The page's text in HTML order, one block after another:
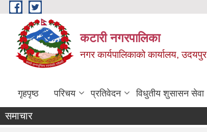
Skip to main content
कटारी नगरपालिका
नगर कार्यपालिकाको कार्यालय, उदयपुर
गृहपृष्ठ परिचय प्रतिवेदन विधुतीय शुसासन सेवा
समाचार